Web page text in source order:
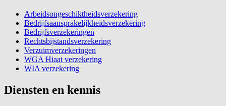
Arbeidsongeschiktheidsverzekering
Bedrijfsaansprakelijkheidsverzekering
Bedrijfsverzekeringen
Rechtsbijstandsverzekering
Verzuimverzekeringen
WGA Hiaat verzekering
WIA verzekering
Diensten en kennis